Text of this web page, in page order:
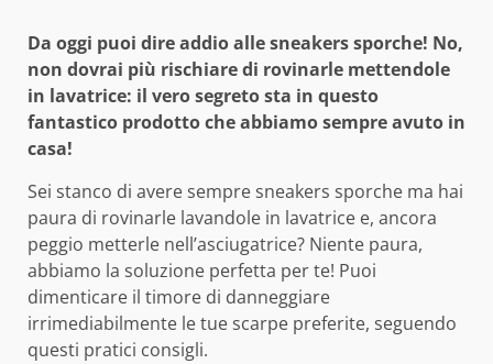
Da oggi puoi dire addio alle sneakers sporche! No,
non dovrai più rischiare di rovinarle mettendole
in lavatrice: il vero segreto sta in questo
fantastico prodotto che abbiamo sempre avuto in
casa!
Sei stanco di avere sempre sneakers sporche ma hai
paura di rovinarle lavandole in lavatrice e, ancora
peggio metterle nell’asciugatrice? Niente paura,
abbiamo la soluzione perfetta per te! Puoi
dimenticare il timore di danneggiare
irrimediabilmente le tue scarpe preferite, seguendo
questi pratici consigli.